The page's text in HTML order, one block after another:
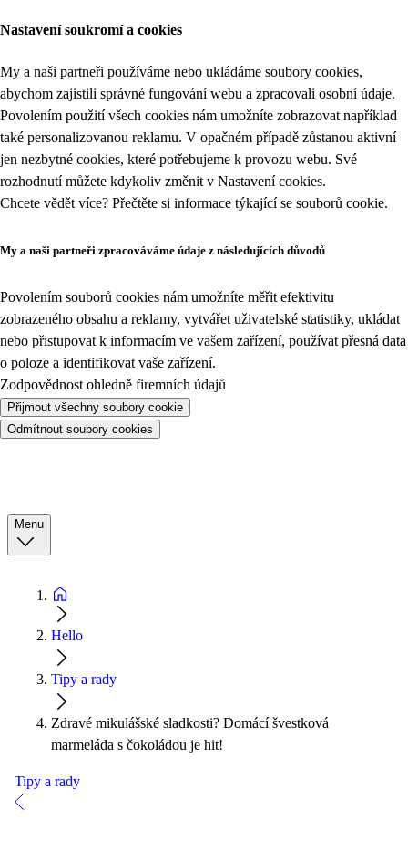
Nastavení soukromí a cookies
My a naši partneři používáme nebo ukládáme soubory cookies,
abychom zajistili správné fungování webu a zpracovali osobní údaje.
Povolením použití všech cookies nám umožníte zobrazovat například
také personalizovanou reklamu. V opačném případě zůstanou aktivní
jen nezbytné cookies, které potřebujeme k provozu webu. Své
rozhodnutí můžete kdykoliv změnit v Nastavení cookies.
Chcete vědět více? Přečtěte si informace týkající se souborů cookie.
My a naši partneři zpracováváme údaje z následujících důvodů
Povolením souborů cookies nám umožníte měřit efektivitu
zobrazeného obsahu a reklamy, vytvářet uživatelské statistiky, ukládat
nebo přistupovat k informacím ve vašem zařízení, používat přesná data
o poloze a identifikovat vaše zařízení.
Zodpovědnost ohledně firemních údajů
Přijmout všechny soubory cookie
Odmítnout soubory cookies
Menu
Hello
Tipy a rady
Zdravé mikulášské sladkosti? Domácí švestková
marmeláda s čokoládou je hit!
Tipy a rady